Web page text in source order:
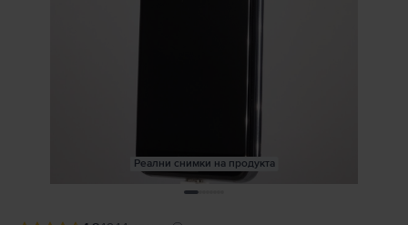
Реални снимки на продукта